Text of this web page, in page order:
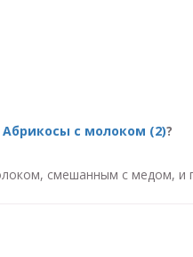
с молоком (2)?
смешанным с медом, и